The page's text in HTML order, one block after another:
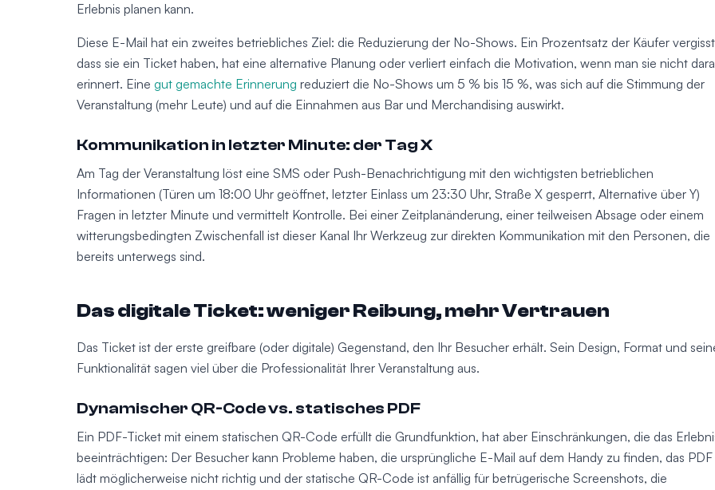
Erlebnis planen kann.
Diese E-Mail hat ein zweites betriebliches Ziel: die Reduzierung der No-Shows. Ein Prozentsatz der Käufer
dass sie ein Ticket haben, hat eine alternative Planung oder verliert einfach die Motivation, wenn man sie nicht
erinnert. Eine gut gemachte Erinnerung reduziert die No-Shows um 5 % bis 15 %, was sich auf die Stimmung der
Veranstaltung (mehr Leute) und auf die Einnahmen aus Bar und Merchandising auswirkt.
Kommunikation in letzter Minute: der Tag X
Am Tag der Veranstaltung löst eine SMS oder Push-Benachrichtigung mit den wichtigsten betrieblichen
Informationen (Türen um 18:00 Uhr geöffnet, letzter Einlass um 23:30 Uhr, Straße X gesperrt, Alternative über Y)
Fragen in letzter Minute und vermittelt Kontrolle. Bei einer Zeitplanänderung, einer teilweisen Absage oder einem
witterungsbedingten Zwischenfall ist dieser Kanal Ihr Werkzeug zur direkten Kommunikation mit den Personen, die
bereits unterwegs sind.
Das digitale Ticket: weniger Reibung, mehr Vertrauen
Das Ticket ist der erste greifbare (oder digitale) Gegenstand, den Ihr Besucher erhält. Sein Design, Format und
Funktionalität sagen viel über die Professionalität Ihrer Veranstaltung aus.
Dynamischer QR-Code vs. statisches PDF
Ein PDF-Ticket mit einem statischen QR-Code erfüllt die Grundfunktion, hat aber Einschränkungen, die das
beeinträchtigen: Der Besucher kann Probleme haben, die ursprüngliche E-Mail auf dem Handy zu finden, das PDF
lädt möglicherweise nicht richtig und der statische QR-Code ist anfällig für betrügerische Screenshots, die